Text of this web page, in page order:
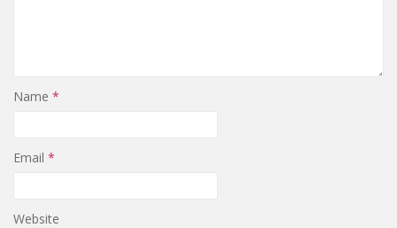
Name *
Email *
Website